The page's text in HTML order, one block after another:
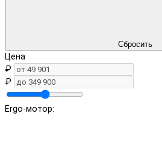
Сбросить
Цена
₽
₽
Ergo-мотор: